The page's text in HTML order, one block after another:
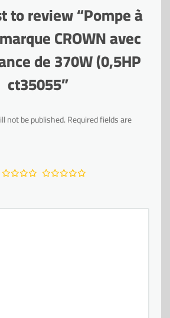
to review “Pompe à
CROWN avec
de 370W (0,5HP
ct35055”
not be published.Required fields are